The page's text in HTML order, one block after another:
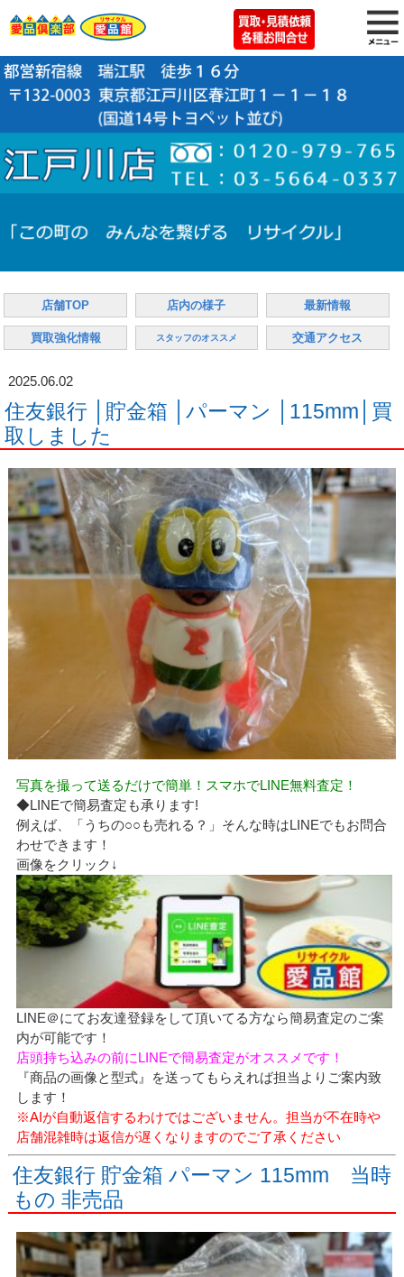
店舗TOP 店内の様子 最新情報
買取強化情報 スタッフのオススメ 交通アクセス
2025.06.02
住友銀行 │貯金箱 │パーマン │115mm│買
取しました
写真を撮って送るだけで簡単！スマホでLINE無料査定！
◆LINEで簡易査定も承ります!
例えば、「うちの○○も売れる？」そんな時はLINEでもお問合
わせできます！
画像をクリック↓
LINE＠にてお友達登録をして頂いてる方なら簡易査定のご案
内が可能です！
店頭持ち込みの前にLINEで簡易査定がオススメです！
『商品の画像と型式』を送ってもらえれば担当よりご案内致
します！
※AIが自動返信するわけではございません。担当が不在時や
店舗混雑時は返信が遅くなりますのでご了承ください
住友銀行 貯金箱 パーマン 115mm 当時
もの 非売品